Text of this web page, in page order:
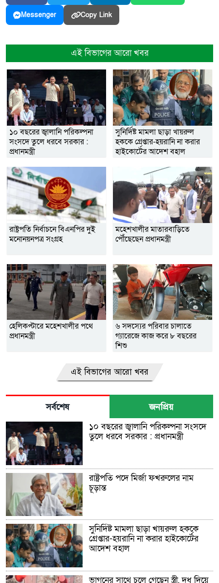
Messenger Copy Link
এই বিভাগের আরো খবর
১০ বছরের জ্বালানি পরিকল্পনা
সংসদে তুলে ধরবে সরকার :
প্রধানমন্ত্রী
সুনির্দিষ্ট মামলা ছাড়া খায়রুল
হককে গ্রেপ্তার-হয়রানি না করার
হাইকোর্টের আদেশ বহাল
রাষ্ট্রপতি নির্বাচনে বিএনপির দুই
মনোনয়নপত্র সংগ্রহ
মহেশখালীর মাতারবাড়িতে
পৌঁছেছেন প্রধানমন্ত্রী
হেলিকপ্টারে মহেশখালীর পথে
প্রধানমন্ত্রী
৬ সদস্যের পরিবার চালাতে
গ্যারেজে কাজ করে ৮ বছরের
শিশু
এই বিভাগের আরো খবর
সর্বশেষ জনপ্রিয়
১০ বছরের জ্বালানি পরিকল্পনা সংসদে
তুলে ধরবে সরকার : প্রধানমন্ত্রী
রাষ্ট্রপতি পদে মির্জা ফখরুলের নাম
চূড়ান্ত
সুনির্দিষ্ট মামলা ছাড়া খায়রুল হককে
গ্রেপ্তার-হয়রানি না করার হাইকোর্টের
আদেশ বহাল
ভাগনের সাথে চলে গেছেন স্ত্রী, দুধ দিয়ে